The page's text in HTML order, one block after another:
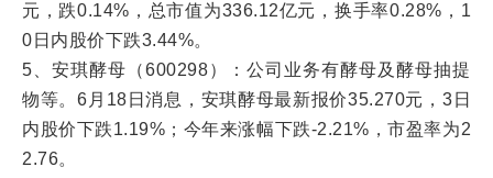
元，跌0.14%，总市值为336.12亿元，换手率0.28%，1
0日内股价下跌3.44%。
5、安琪酵母（600298）：公司业务有酵母及酵母抽提
物等。6月18日消息，安琪酵母最新报价35.270元，3日
内股价下跌1.19%；今年来涨幅下跌-2.21%，市盈率为2
2.76。